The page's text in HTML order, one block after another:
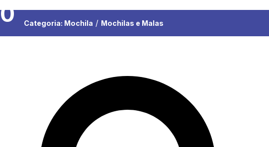
0 Categoria: Mochila / Mochilas e Malas